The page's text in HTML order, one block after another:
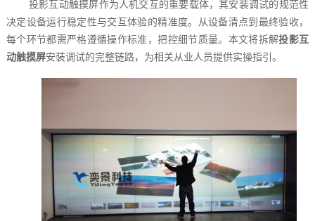
投影互动触摸屏作为人机交互的重要载体，其安装调试的规范性
决定设备运行稳定性与交互体验的精准度。从设备清点到最终验收，
每个环节都需严格遵循操作标准，把控细节质量。本文将拆解投影互
动触摸屏安装调试的完整链路，为相关从业人员提供实操指引。